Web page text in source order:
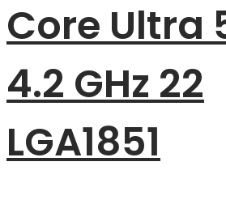
Core Ultra
4.2 GHz 22
LGA1851